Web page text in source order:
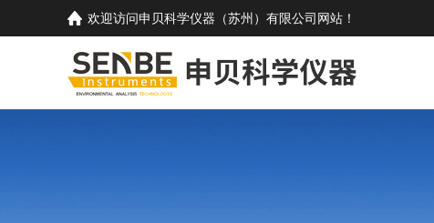
欢迎访问申贝科学仪器（苏州）有限公司 网站！